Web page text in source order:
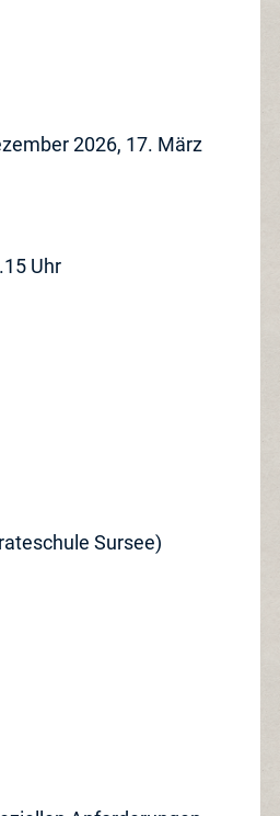
2026, 17. März
Uhr
Sursee)